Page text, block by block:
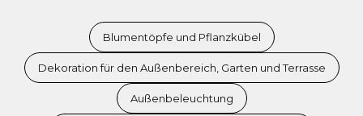
Blumentöpfe und Pflanzkübel
Dekoration für den Außenbereich, Garten und Terrasse
Außenbeleuchtung